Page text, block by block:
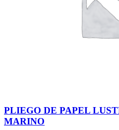
PLIEGO DE PAPEL
MARINO